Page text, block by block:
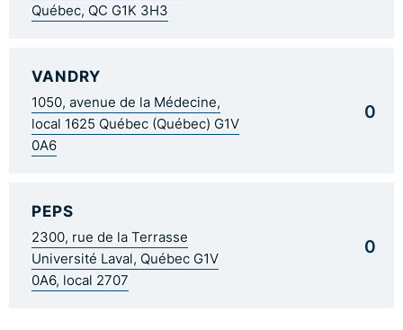
Québec, QC G1K 3H3
VANDRY
1050, avenue de la Médecine,
local 1625 Québec (Québec) G1V
0A6
0
PEPS
2300, rue de la Terrasse
Université Laval, Québec G1V
0A6, local 2707
0